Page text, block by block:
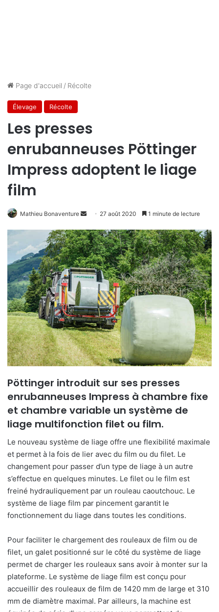
Page d'accueil / Récolte
Élevage Récolte
Les presses
enrubanneuses Pöttinger
Impress adoptent le liage
film
Mathieu Bonaventure
v
o
y
e
u
n
c
o
u
r
r
27 août 2020 1 minute de lecture
Pöttinger introduit sur ses presses
enrubanneuses Impress à chambre fixe
et chambre variable un système de
liage multifonction filet ou film.
Le nouveau système de liage offre une flexibilité maximale
et permet à la fois de lier avec du film ou du filet. Le
changement pour passer d’un type de liage à un autre
s’effectue en quelques minutes. Le filet ou le film est
freiné hydrauliquement par un rouleau caoutchouc. Le
système de liage film par pincement garantit le
fonctionnement du liage dans toutes les conditions.
Pour faciliter le chargement des rouleaux de film ou de
filet, un galet positionné sur le côté du système de liage
permet de charger les rouleaux sans avoir à monter sur la
plateforme. Le système de liage film est conçu pour
accueillir des rouleaux de film de 1420 mm de large et 310
mm de diamètre maximal. Par ailleurs, la machine est